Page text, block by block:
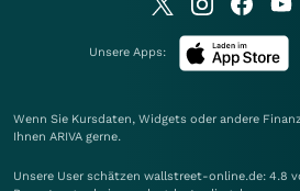
Unsere Apps:
Wenn Sie Kursdaten, Widgets oder andere
Ihnen ARIVA gerne.
Unsere User schätzen wallstreet-online.de: 4.8